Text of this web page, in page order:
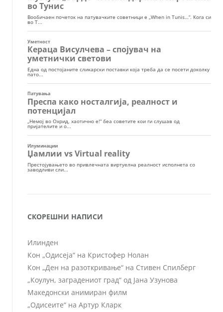
СКОРЕШНИ НАПИСИ
Илинден
Кон „Одисеја“ на Кристофер Нолан
Кон „Ден на разоткривање“ на Стивен Спилберг
„Коулун, заградениот град“ од Јана Узунова
Македонски анимиран филм
„Одисеите“ на Артур Кларк